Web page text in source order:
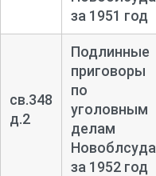
за 1951 год
св.348
д.2
Подлинные
приговоры
по
уголовным
делам
Новоблсуда
за 1952 год